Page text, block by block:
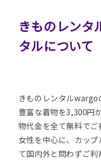
きものレン
タルについて
きものレンタル
豊富な着物を3,300円
物代金を全て無料で
女性を中心に、カッ
て国内外と問わずご